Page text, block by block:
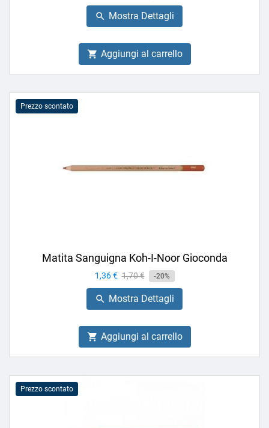
base
 Mostra Dettagli
 Aggiungi al carrello
Prezzo scontato
Matita Sanguigna Koh-I-Noor Gioconda
Prezzo
1,36 € Prezzo
base
1,70 € -20%
 Mostra Dettagli
 Aggiungi al carrello
Prezzo scontato